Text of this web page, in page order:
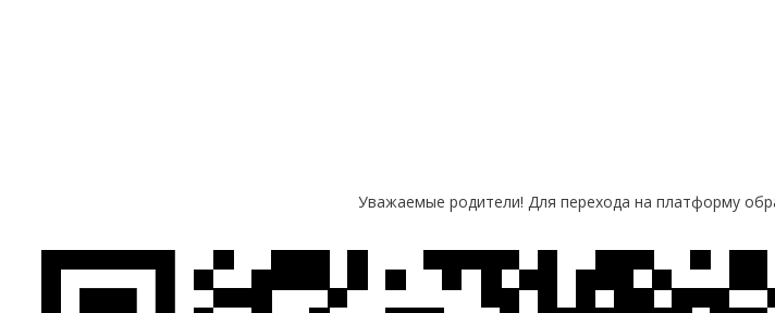
Уважаемые родители! Для перехода на платформу